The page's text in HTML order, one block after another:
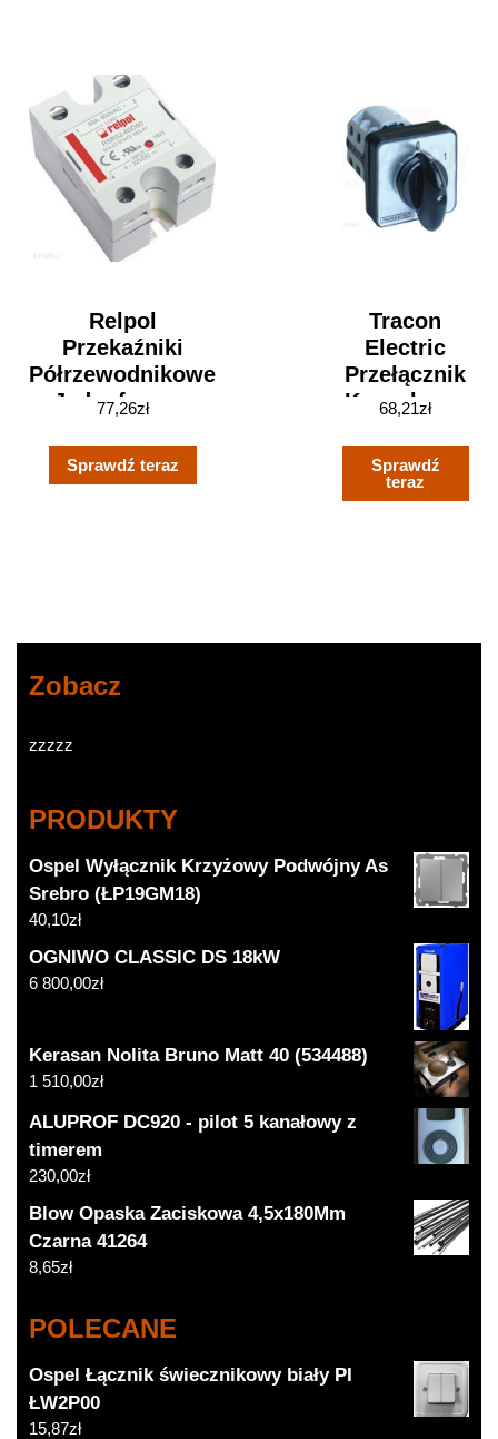
Relpol
Przekaźniki
Półrzewodnikowe
Jednofazowe
77,26zł
Sprawdź teraz
Tracon
Electric
Przełącznik
Krzywkowy
Obudowy
32A Wł-Wył
TK3263
68,21zł
Sprawdź
teraz
Zobacz
zzzzz
PRODUKTY
Ospel Wyłącznik Krzyżowy Podwójny As
Srebro (ŁP19GM18)
40,10zł
OGNIWO CLASSIC DS 18kW
6 800,00zł
Kerasan Nolita Bruno Matt 40 (534488)
1 510,00zł
ALUPROF DC920 - pilot 5 kanałowy z
timerem
230,00zł
Blow Opaska Zaciskowa 4,5x180Mm
Czarna 41264
8,65zł
POLECANE
Ospel Łącznik świecznikowy biały PI
ŁW2P00
15,87zł